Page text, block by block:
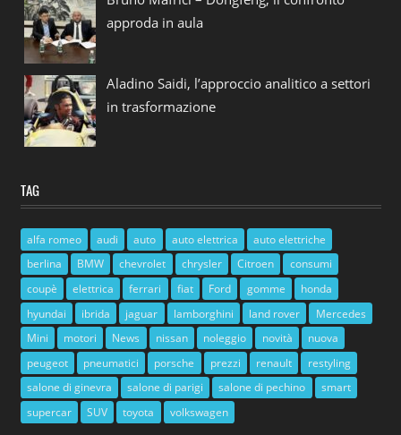
approda in aula
Aladino Saidi, l’approccio analitico a settori
in trasformazione
TAG
alfa romeo audi auto auto elettrica
auto elettriche
berlina
BMW chevrolet chrysler Citroen
consumi
coupè
elettrica ferrari fiat Ford gomme
honda
hyundai
ibrida jaguar lamborghini land rover
Mercedes
Mini
motori News nissan noleggio novità
nuova
peugeot
pneumatici porsche prezzi renault
restyling
salone di ginevra
salone di parigi salone di pechino
smart
supercar
SUV toyota volkswagen